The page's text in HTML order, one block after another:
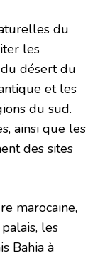
du
les
désert du
et les
du sud.
ainsi que les
des sites
marocaine,
les
Bahia à